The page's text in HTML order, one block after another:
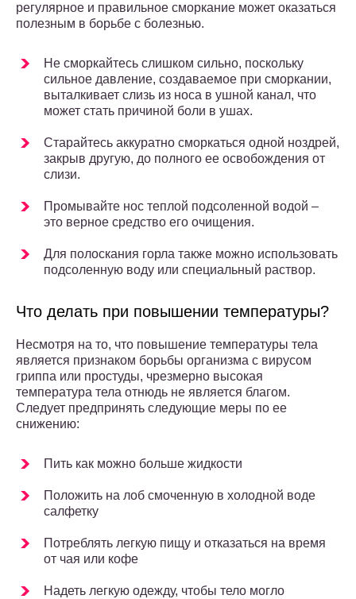
регулярное и правильное сморкание может оказаться
полезным в борьбе с болезнью.
Не сморкайтесь слишком сильно, поскольку
сильное давление, создаваемое при сморкании,
выталкивает слизь из носа в ушной канал, что
может стать причиной боли в ушах.
Старайтесь аккуратно сморкаться одной ноздрей,
закрыв другую, до полного ее освобождения от
слизи.
Промывайте нос теплой подсоленной водой –
это верное средство его очищения.
Для полоскания горла также можно использовать
подсоленную воду или специальный раствор.
Что делать при повышении температуры?
Несмотря на то, что повышение температуры тела
является признаком борьбы организма с вирусом
гриппа или простуды, чрезмерно высокая
температура тела отнюдь не является благом.
Следует предпринять следующие меры по ее
снижению:
Пить как можно больше жидкости
Положить на лоб смоченную в холодной воде
салфетку
Потреблять легкую пищу и отказаться на время
от чая или кофе
Надеть легкую одежду, чтобы тело могло